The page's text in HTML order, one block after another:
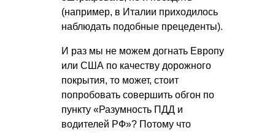
(например, в Италии приходилось
наблюдать подобные прецеденты).
И раз мы не можем догнать Европу
или США по качеству дорожного
покрытия, то может, стоит
попробовать совершить обгон по
пункту «Разумность ПДД и
водителей РФ»? Потому что